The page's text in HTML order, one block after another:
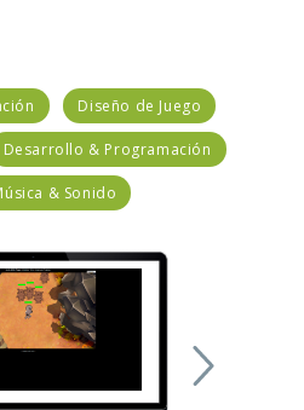
Diseño de Juego
Desarrollo & Programación
& Sonido